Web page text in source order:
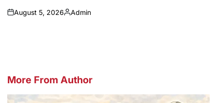
on
August 5, 2026
Posted
Admin
More From Author